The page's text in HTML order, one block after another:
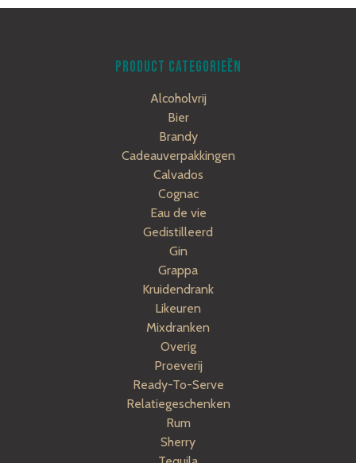
PRODUCT CATEGORIEËN
Alcoholvrij
Bier
Brandy
Cadeauverpakkingen
Calvados
Cognac
Eau de vie
Gedistilleerd
Gin
Grappa
Kruidendrank
Likeuren
Mixdranken
Overig
Proeverij
Ready-To-Serve
Relatiegeschenken
Rum
Sherry